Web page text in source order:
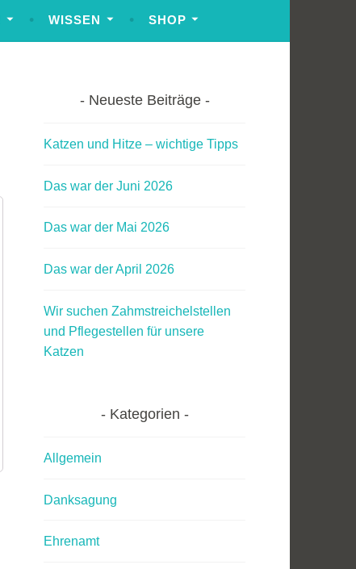
WISSEN SHOP
Neueste Beiträge
Katzen und Hitze – wichtige Tipps
Das war der Juni 2026
Das war der Mai 2026
Das war der April 2026
Wir suchen Zahmstreichelstellen
und Pflegestellen für unsere
Katzen
Kategorien
Allgemein
Danksagung
Ehrenamt